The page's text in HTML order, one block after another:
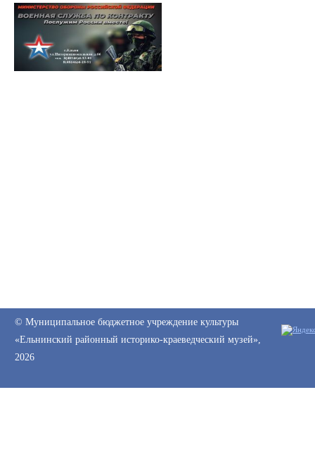
© Муниципальное бюджетное учреждение культуры
«Ельнинский районный историко-краеведческий музей»,
2026